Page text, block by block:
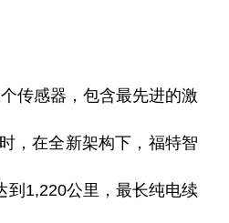
个传感器，包含最先进的激
，在全新架构下，福特智
到 1,220公里 ，最长纯电续